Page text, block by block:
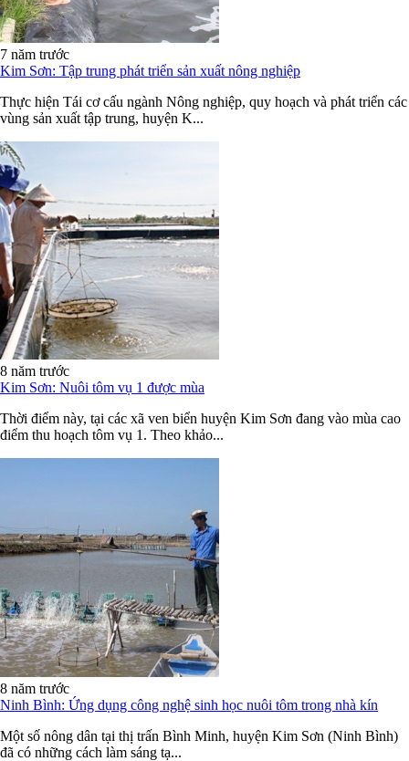
7 năm trước
Kim Sơn: Tập trung phát triển sản xuất nông nghiệp
Thực hiện Tái cơ cấu ngành Nông nghiệp, quy hoạch và phát triển các
vùng sản xuất tập trung, huyện K...
8 năm trước
Kim Sơn: Nuôi tôm vụ 1 được mùa
Thời điểm này, tại các xã ven biển huyện Kim Sơn đang vào mùa cao
điểm thu hoạch tôm vụ 1. Theo khảo...
8 năm trước
Ninh Bình: Ứng dụng công nghệ sinh học nuôi tôm trong nhà kín
Một số nông dân tại thị trấn Bình Minh, huyện Kim Sơn (Ninh Bình)
đã có những cách làm sáng tạ...